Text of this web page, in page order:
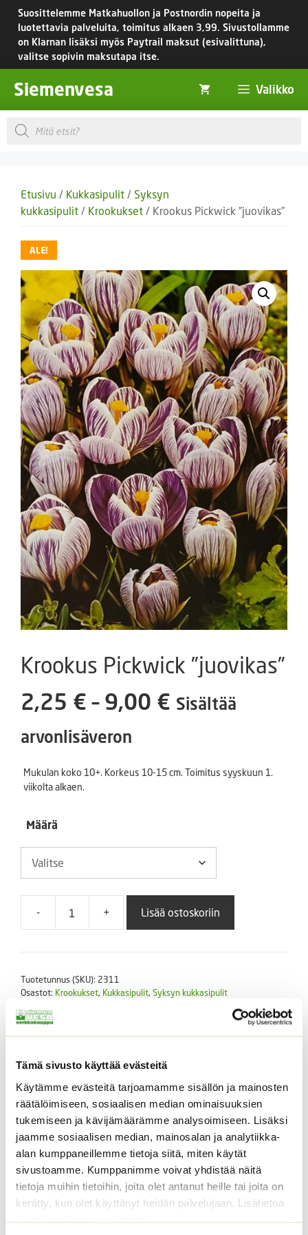
Tämä sivusto käyttää evästeitä
Käytämme evästeitä tarjoamamme sisällön ja mainosten
räätälöimiseen, sosiaalisen median ominaisuuksien
tukemiseen ja kävijämäärämme analysoimiseen. Lisäksi
jaamme sosiaalisen median, mainosalan ja analytiikka-
alan kumppaneillemme tietoja siitä, miten käytät
sivustoamme. Kumppanimme voivat yhdistää näitä
tietoja muihin tietoihin, joita olet antanut heille tai joita on
kerätty, kun olet käyttänyt heidän palvelujaan. Lisätietoa
käyttämistämme evästeistä
Siirry
sisältöön
Suosittelemme Matkahuollon ja Postnordin nopeita ja
luotettavia palveluita, toimitus alkaen 3,99. Sivustollamme
on Klarnan lisäksi myös Paytrail maksut (esivalittuna),
valitse sopivin maksutapa itse.
Siemenvesa Valikko
Products
search
Etusivu / Kukkasipulit / Syksyn
kukkasipulit / Krookukset / Krookus Pickwick ”juovikas”
ALE!
Krookus Pickwick ”juovikas”
2,25 € – 9,00 € Hintaluokka:
-
Sisältää
arvonlisäveron
Mukulan koko 10+. Korkeus 10-15 cm. Toimitus syyskuun 1.
viikolta alkaen.
Määrä
-
Krookus
"juovikas"
+ Lisää ostoskoriin
Tuotetunnus (SKU): 2311
Osastot: Krookukset, Kukkasipulit, Syksyn kukkasipulit
sahrami
Kuvaus
Krookuksen eli sahramin (kevätsahrami) mukula on
yksivuotinen, mutta se tuottaa yhden tai useampia
pikkumukuloita jatkamaan sukua. Mikäli haluaa sipulien
kukkivan vuodesta toiseen on niitä lannoitettava.
Kukkasipulilannoitettatai sarvilastua voi sekoittaa